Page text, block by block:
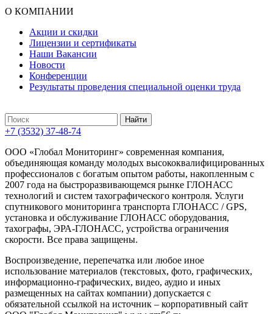
О КОМПАНИИ
Акции и скидки
Лицензии и сертификаты
Наши Вакансии
Новости
Конференции
Результаты проведения специальной оценки труда
+7 (3532) 37-48-74
ООО «Глобал Мониторинг» современная компания,
объединяющая команду молодых высококвалифицированных
профессионалов с богатым опытом работы, накопленным с
2007 года на быстроразвивающемся рынке ГЛОНАСС
технологий и систем тахографического контроля. Услуги
спутникового мониторинга транспорта ГЛОНАСС / GPS,
установка и обслуживание ГЛОНАСС оборудования,
тахографы, ЭРА-ГЛОНАСС, устройства ограничения
скорости. Все права защищены.
Воспроизведение, перепечатка или любое иное
использование материалов (текстовых, фото, графических,
информационно-графических, видео, аудио и иных
размещенных на сайтах компании) допускается с
обязательной ссылкой на источник – корпоративный сайт